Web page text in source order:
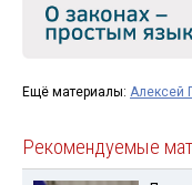
Ещё материалы: Алексей
Рекомендуемые